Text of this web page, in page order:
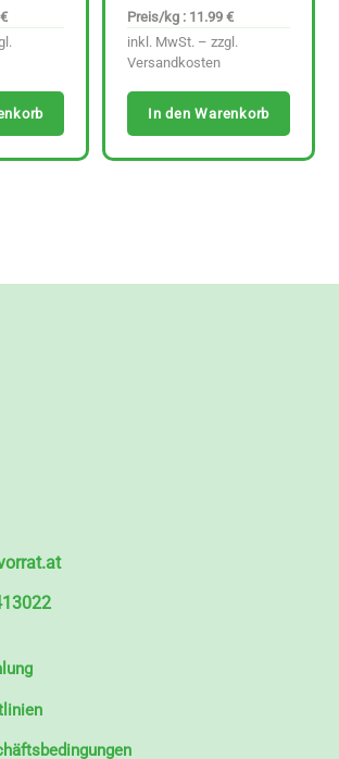
Preis/kg : 11.99 €
inkl. MwSt. – zzgl.
Versandkosten
In den Warenkorb